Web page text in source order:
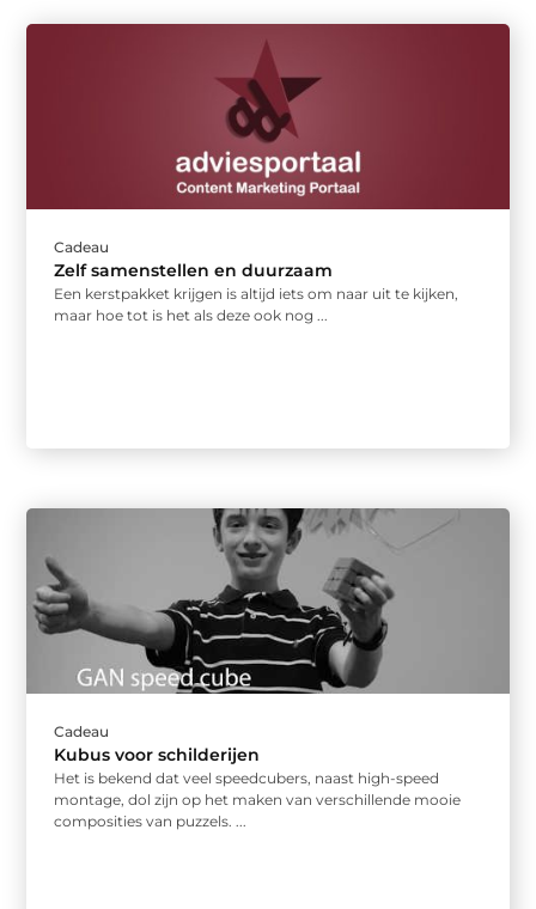
Cadeau
Zelf samenstellen en duurzaam
Een kerstpakket krijgen is altijd iets om naar uit te kijken,
maar hoe tot is het als deze ook nog ...
Cadeau
Kubus voor schilderijen
Het is bekend dat veel speedcubers, naast high-speed
montage, dol zijn op het maken van verschillende mooie
composities van puzzels. ...